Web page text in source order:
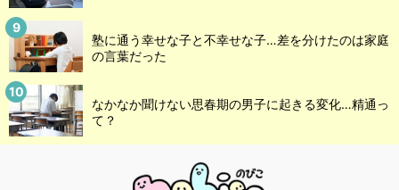
塾に通う幸せな子と不幸せな子…差を分けたのは家庭
の言葉だった
なかなか聞けない思春期の男子に起きる変化…精通っ
て？